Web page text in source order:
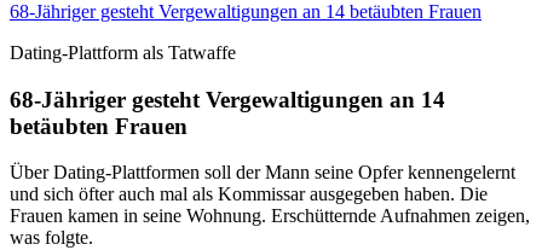
68-Jähriger gesteht Vergewaltigungen an 14 betäubten Frauen
Dating-Plattform als Tatwaffe
68-Jähriger gesteht Vergewaltigungen an 14
betäubten Frauen
Über Dating-Plattformen soll der Mann seine Opfer kennengelernt
und sich öfter auch mal als Kommissar ausgegeben haben. Die
Frauen kamen in seine Wohnung. Erschütternde Aufnahmen zeigen,
was folgte.